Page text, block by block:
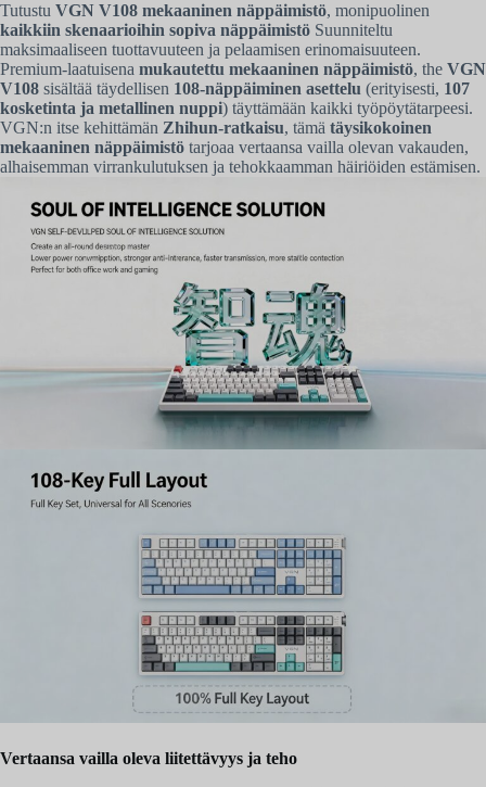
Tutustu VGN V108 mekaaninen näppäimistö, monipuolinen
kaikkiin skenaarioihin sopiva näppäimistö Suunniteltu
maksimaaliseen tuottavuuteen ja pelaamisen erinomaisuuteen.
Premium-laatuisena mukautettu mekaaninen näppäimistö, the VGN
V108 sisältää täydellisen 108-näppäiminen asettelu (erityisesti, 107
kosketinta ja metallinen nuppi) täyttämään kaikki työpöytätarpeesi.
VGN:n itse kehittämän Zhihun-ratkaisu, tämä täysikokoinen
mekaaninen näppäimistö tarjoaa vertaansa vailla olevan vakauden,
alhaisemman virrankulutuksen ja tehokkaamman häiriöiden estämisen.
Vertaansa vailla oleva liitettävyys ja teho